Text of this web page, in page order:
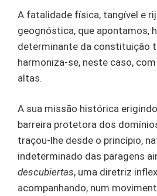
A fatalidade física, tangível e
geognóstica, que apontamos,
determinante da constituição
harmoniza-se, neste caso,
altas.
A sua missão histórica
barreira protetora dos
traçou-lhe desde o princípio,
indeterminado das paragens
descubiertas, uma diretriz
acompanhando, num